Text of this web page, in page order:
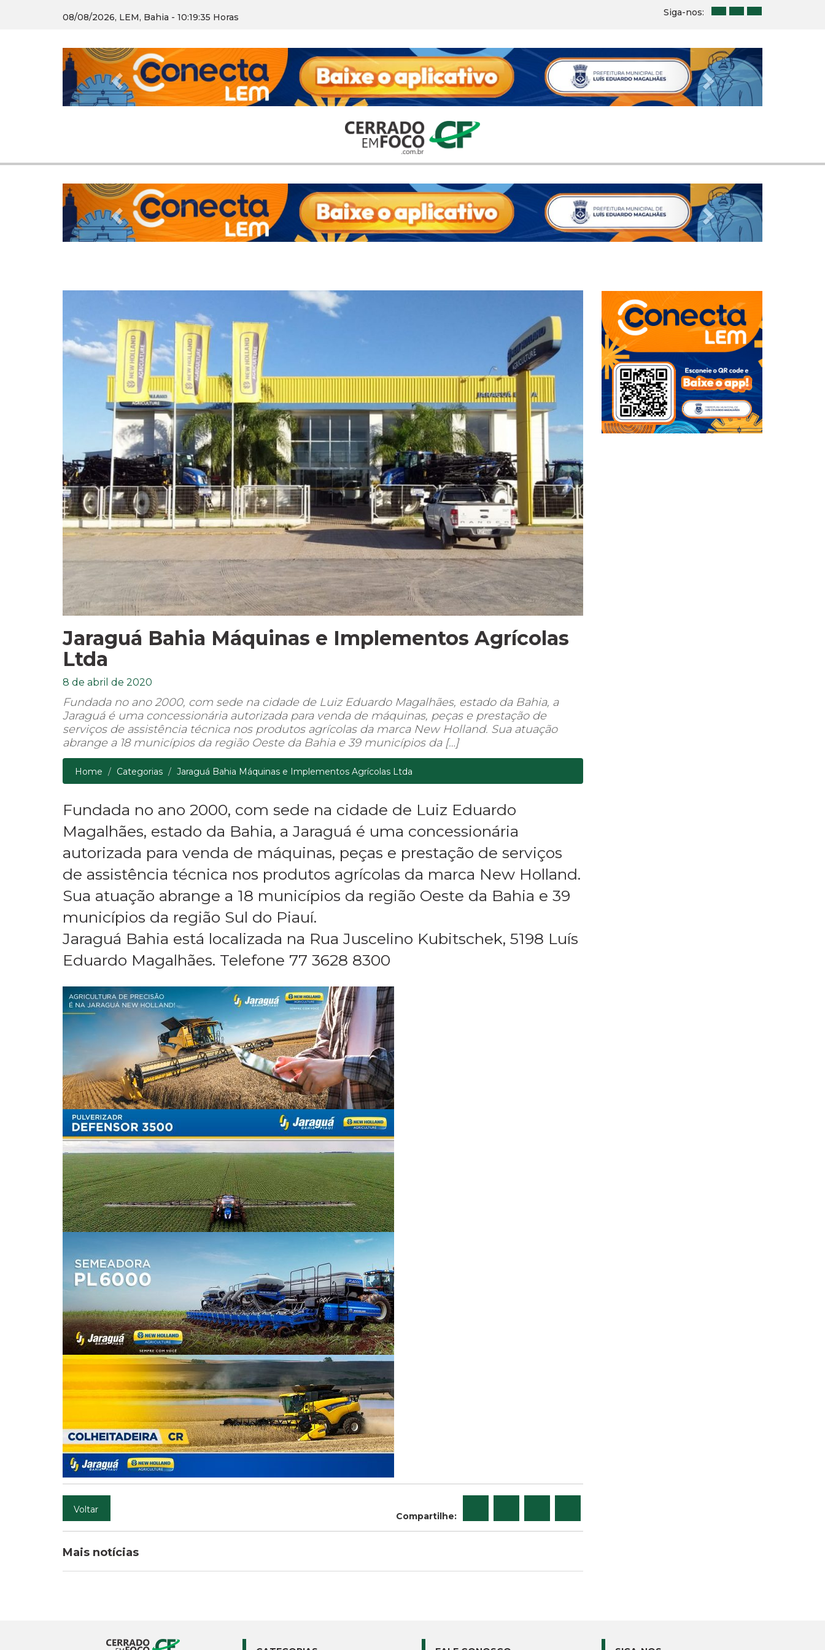
08/08/2026, LEM, Bahia - 10:19:36 Horas Siga-nos:
Previous Next
Previous Next
Jaraguá Bahia Máquinas e Implementos Agrícolas
Ltda
8 de abril de 2020
Fundada no ano 2000, com sede na cidade de Luiz Eduardo Magalhães, estado da Bahia, a
Jaraguá é uma concessionária autorizada para venda de máquinas, peças e prestação de
serviços de assistência técnica nos produtos agrícolas da marca New Holland. Sua atuação
abrange a 18 municípios da região Oeste da Bahia e 39 municípios da […]
Home Categorias Jaraguá Bahia Máquinas e Implementos Agrícolas Ltda
Fundada no ano 2000, com sede na cidade de Luiz Eduardo
Magalhães, estado da Bahia, a Jaraguá é uma concessionária
autorizada para venda de máquinas, peças e prestação de serviços
de assistência técnica nos produtos agrícolas da marca New Holland.
Sua atuação abrange a 18 municípios da região Oeste da Bahia e 39
municípios da região Sul do Piauí.
Jaraguá Bahia está localizada na Rua Juscelino Kubitschek, 5198 Luís
Eduardo Magalhães. Telefone 77 3628 8300
Voltar
Compartilhe:
Mais notícias